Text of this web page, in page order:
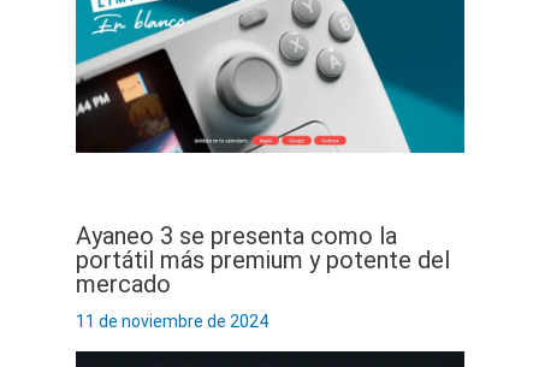
Ayaneo 3 se presenta como la
portátil más premium y potente del
mercado
11 de noviembre de 2024